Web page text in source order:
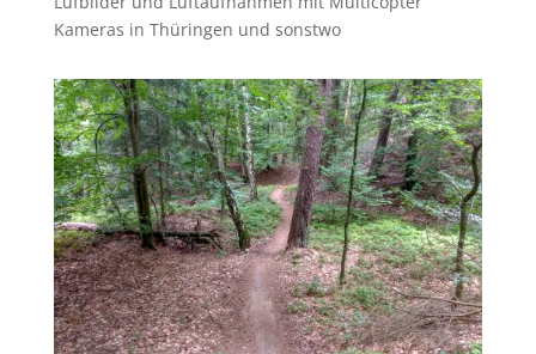
Kameras in Thüringen und sonstwo